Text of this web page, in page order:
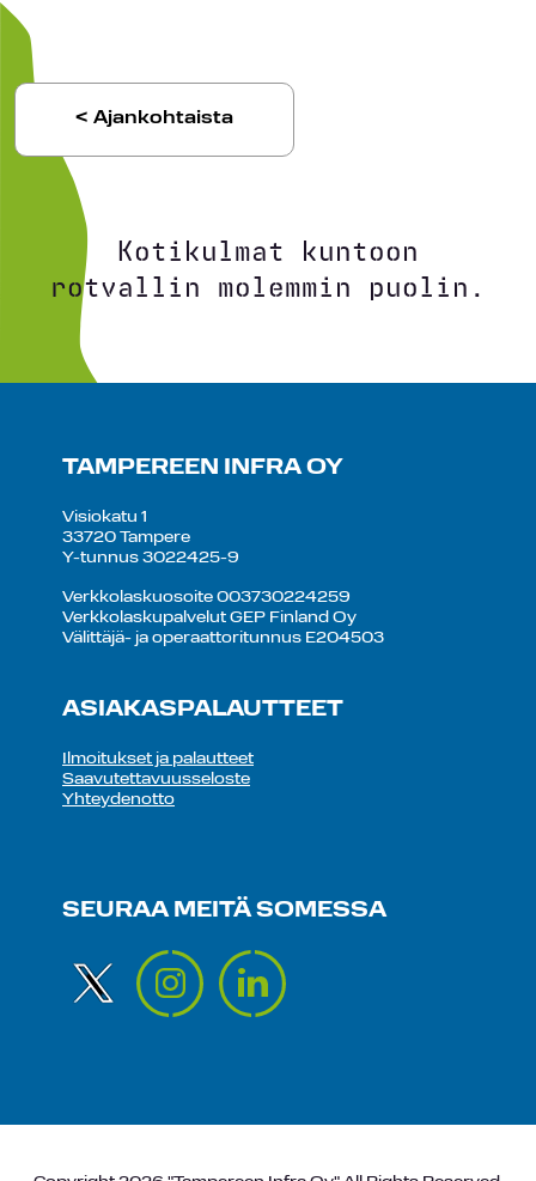
< Ajankohtaista
Kotikulmat kuntoon
rotvallin molemmin puolin.
TAMPEREEN INFRA OY
Visiokatu 1
33720 Tampere
Y-tunnus 3022425-9
Verkkolaskuosoite 003730224259
Verkkolaskupalvelut GEP Finland Oy
Välittäjä- ja operaattoritunnus E204503
ASIAKASPALAUTTEET
Ilmoitukset ja palautteet
Saavutettavuusseloste
Yhteydenotto
SEURAA MEITÄ SOMESSA